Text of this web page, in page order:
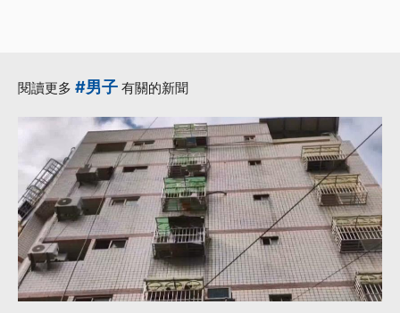
閱讀更多 #男子 有關的新聞